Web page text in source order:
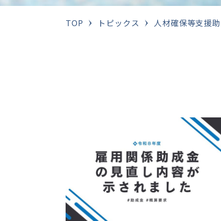
TOP トピックス 人材確保等支援